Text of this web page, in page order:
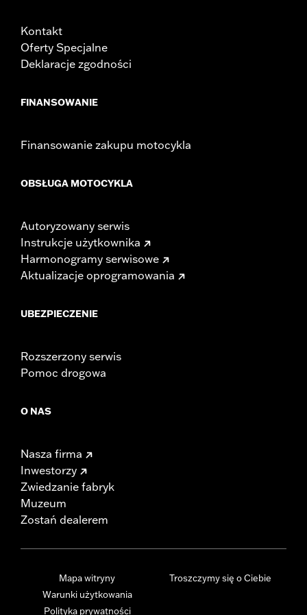
Kontakt
Oferty Specjalne
Deklaracje zgodności
FINANSOWANIE
Finansowanie zakupu motocykla
OBSŁUGA MOTOCYKLA
Autoryzowany serwis
Instrukcje użytkownika
Harmonogramy serwisowe
Aktualizacje oprogramowania
UBEZPIECZENIE
Rozszerzony serwis
Pomoc drogowa
O NAS
Nasza firma
Inwestorzy
Zwiedzanie fabryk
Muzeum
Zostań dealerem
Mapa witryny
Warunki użytkowania
Polityka prywatności
Troszczymy się o Ciebie